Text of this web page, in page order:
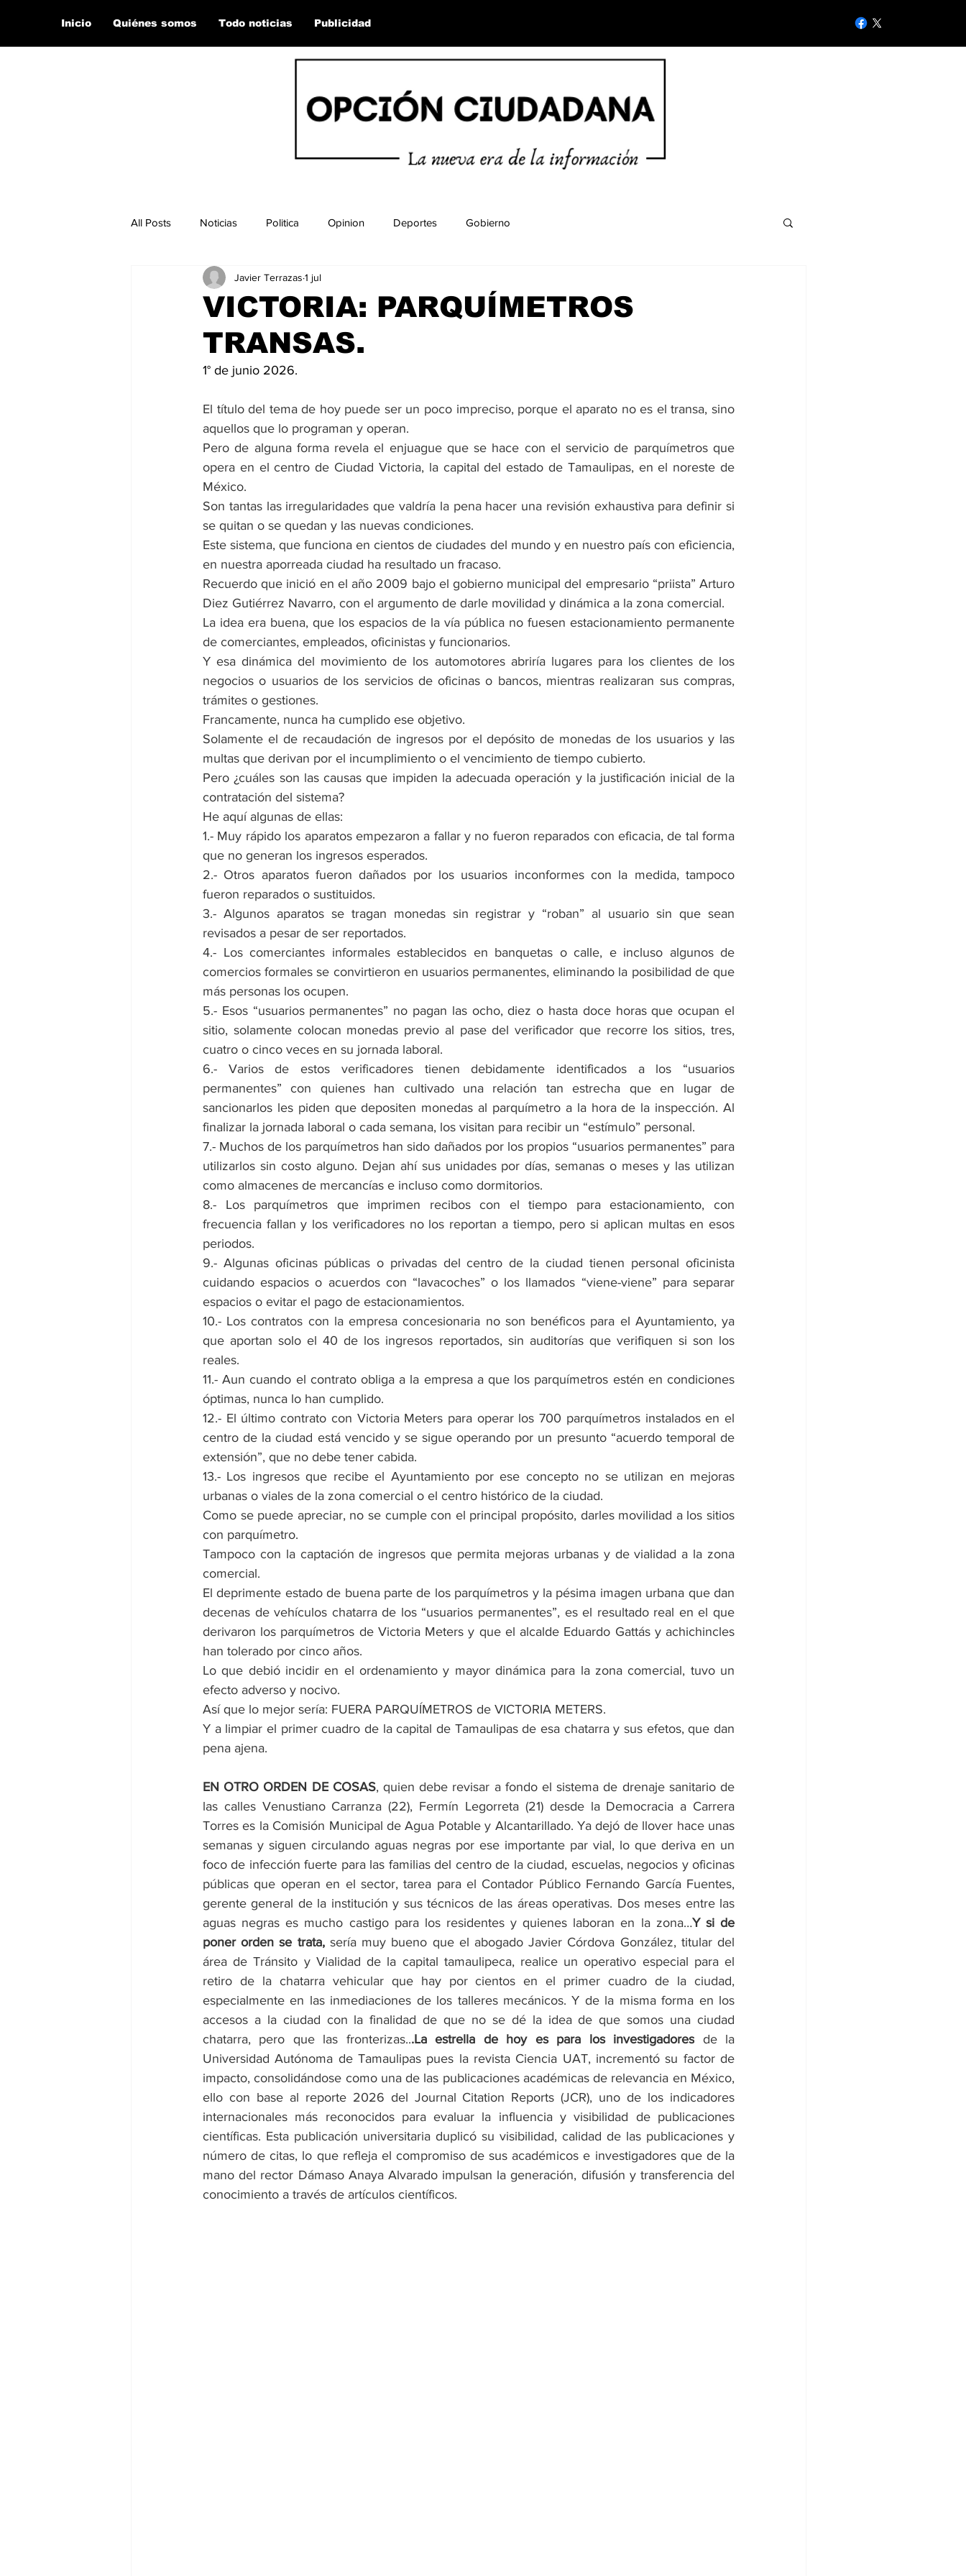
Inicio Quiénes somos Todo noticias Publicidad
All Posts Noticias Politica Opinion Deportes Gobierno
VICTORIA: PARQUÍMETROS
TRANSAS.
Javier Terrazas 1 jul
1° de junio 2026.
El título del tema de hoy puede ser un poco impreciso, porque el aparato no es el transa, sino
aquellos que lo programan y operan.
Pero de alguna forma revela el enjuague que se hace con el servicio de parquímetros que
opera en el centro de Ciudad Victoria, la capital del estado de Tamaulipas, en el noreste de
México.
Son tantas las irregularidades que valdría la pena hacer una revisión exhaustiva para definir si
se quitan o se quedan y las nuevas condiciones.
Este sistema, que funciona en cientos de ciudades del mundo y en nuestro país con eficiencia,
en nuestra aporreada ciudad ha resultado un fracaso.
Recuerdo que inició en el año 2009 bajo el gobierno municipal del empresario “priista” Arturo
Diez Gutiérrez Navarro, con el argumento de darle movilidad y dinámica a la zona comercial.
La idea era buena, que los espacios de la vía pública no fuesen estacionamiento permanente
de comerciantes, empleados, oficinistas y funcionarios.
Y esa dinámica del movimiento de los automotores abriría lugares para los clientes de los
negocios o usuarios de los servicios de oficinas o bancos, mientras realizaran sus compras,
trámites o gestiones.
Francamente, nunca ha cumplido ese objetivo.
Solamente el de recaudación de ingresos por el depósito de monedas de los usuarios y las
multas que derivan por el incumplimiento o el vencimiento de tiempo cubierto.
Pero ¿cuáles son las causas que impiden la adecuada operación y la justificación inicial de la
contratación del sistema?
He aquí algunas de ellas:
1.- Muy rápido los aparatos empezaron a fallar y no fueron reparados con eficacia, de tal forma
que no generan los ingresos esperados.
2.- Otros aparatos fueron dañados por los usuarios inconformes con la medida, tampoco
fueron reparados o sustituidos.
3.- Algunos aparatos se tragan monedas sin registrar y “roban” al usuario sin que sean
revisados a pesar de ser reportados.
4.- Los comerciantes informales establecidos en banquetas o calle, e incluso algunos de
comercios formales se convirtieron en usuarios permanentes, eliminando la posibilidad de que
más personas los ocupen.
5.- Esos “usuarios permanentes” no pagan las ocho, diez o hasta doce horas que ocupan el
sitio, solamente colocan monedas previo al pase del verificador que recorre los sitios, tres,
cuatro o cinco veces en su jornada laboral.
6.- Varios de estos verificadores tienen debidamente identificados a los “usuarios
permanentes” con quienes han cultivado una relación tan estrecha que en lugar de
sancionarlos les piden que depositen monedas al parquímetro a la hora de la inspección. Al
finalizar la jornada laboral o cada semana, los visitan para recibir un “estímulo” personal.
7.- Muchos de los parquímetros han sido dañados por los propios “usuarios permanentes” para
utilizarlos sin costo alguno. Dejan ahí sus unidades por días, semanas o meses y las utilizan
como almacenes de mercancías e incluso como dormitorios.
8.- Los parquímetros que imprimen recibos con el tiempo para estacionamiento, con
frecuencia fallan y los verificadores no los reportan a tiempo, pero si aplican multas en esos
periodos.
9.- Algunas oficinas públicas o privadas del centro de la ciudad tienen personal oficinista
cuidando espacios o acuerdos con “lavacoches” o los llamados “viene-viene” para separar
espacios o evitar el pago de estacionamientos.
10.- Los contratos con la empresa concesionaria no son benéficos para el Ayuntamiento, ya
que aportan solo el 40 de los ingresos reportados, sin auditorías que verifiquen si son los
reales.
11.- Aun cuando el contrato obliga a la empresa a que los parquímetros estén en condiciones
óptimas, nunca lo han cumplido.
12.- El último contrato con Victoria Meters para operar los 700 parquímetros instalados en el
centro de la ciudad está vencido y se sigue operando por un presunto “acuerdo temporal de
extensión”, que no debe tener cabida.
13.- Los ingresos que recibe el Ayuntamiento por ese concepto no se utilizan en mejoras
urbanas o viales de la zona comercial o el centro histórico de la ciudad.
Como se puede apreciar, no se cumple con el principal propósito, darles movilidad a los sitios
con parquímetro.
Tampoco con la captación de ingresos que permita mejoras urbanas y de vialidad a la zona
comercial.
El deprimente estado de buena parte de los parquímetros y la pésima imagen urbana que dan
decenas de vehículos chatarra de los “usuarios permanentes”, es el resultado real en el que
derivaron los parquímetros de Victoria Meters y que el alcalde Eduardo Gattás y achichincles
han tolerado por cinco años.
Lo que debió incidir en el ordenamiento y mayor dinámica para la zona comercial, tuvo un
efecto adverso y nocivo.
Así que lo mejor sería: FUERA PARQUÍMETROS de VICTORIA METERS.
Y a limpiar el primer cuadro de la capital de Tamaulipas de esa chatarra y sus efetos, que dan
pena ajena.
EN OTRO ORDEN DE COSAS, quien debe revisar a fondo el sistema de drenaje sanitario de
las calles Venustiano Carranza (22), Fermín Legorreta (21) desde la Democracia a Carrera
Torres es la Comisión Municipal de Agua Potable y Alcantarillado. Ya dejó de llover hace unas
semanas y siguen circulando aguas negras por ese importante par vial, lo que deriva en un
foco de infección fuerte para las familias del centro de la ciudad, escuelas, negocios y oficinas
públicas que operan en el sector, tarea para el Contador Público Fernando García Fuentes,
gerente general de la institución y sus técnicos de las áreas operativas. Dos meses entre las
aguas negras es mucho castigo para los residentes y quienes laboran en la zona…Y si de
poner orden se trata, sería muy bueno que el abogado Javier Córdova González, titular del
área de Tránsito y Vialidad de la capital tamaulipeca, realice un operativo especial para el
retiro de la chatarra vehicular que hay por cientos en el primer cuadro de la ciudad,
especialmente en las inmediaciones de los talleres mecánicos. Y de la misma forma en los
accesos a la ciudad con la finalidad de que no se dé la idea de que somos una ciudad
chatarra, pero que las fronterizas...La estrella de hoy es para los investigadores de la
Universidad Autónoma de Tamaulipas pues la revista Ciencia UAT, incrementó su factor de
impacto, consolidándose como una de las publicaciones académicas de relevancia en México,
ello con base al reporte 2026 del Journal Citation Reports (JCR), uno de los indicadores
internacionales más reconocidos para evaluar la influencia y visibilidad de publicaciones
científicas. Esta publicación universitaria duplicó su visibilidad, calidad de las publicaciones y
número de citas, lo que refleja el compromiso de sus académicos e investigadores que de la
mano del rector Dámaso Anaya Alvarado impulsan la generación, difusión y transferencia del
conocimiento a través de artículos científicos.